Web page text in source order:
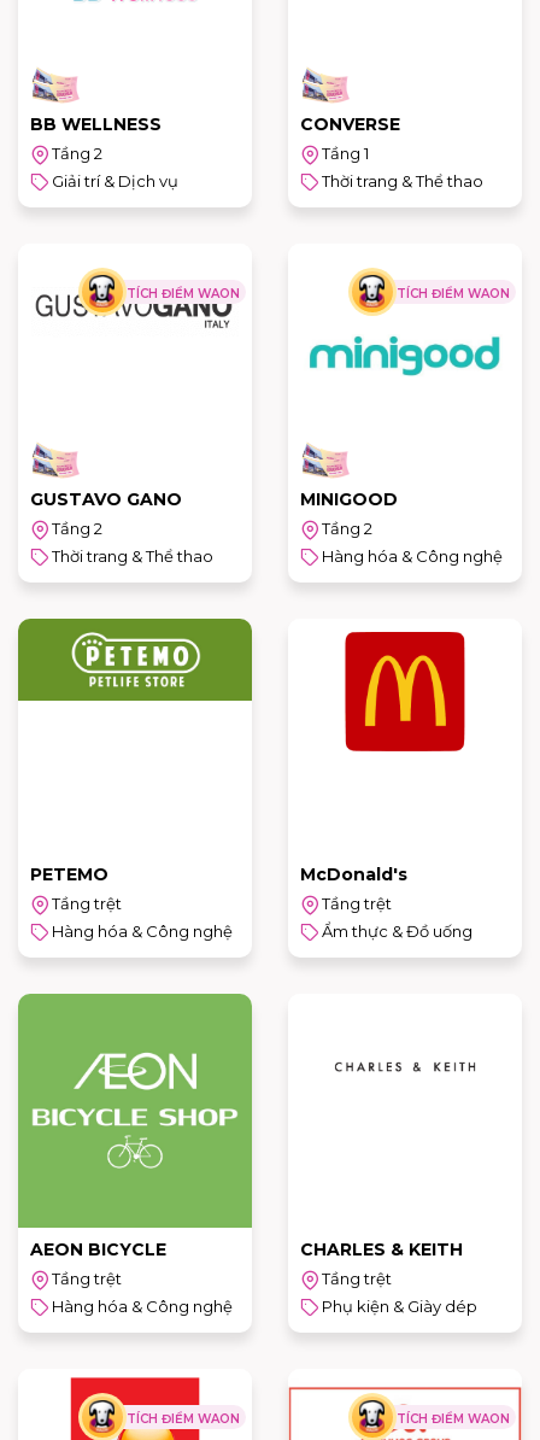
BB WELLNESS
Tầng 2
Giải trí & Dịch vụ
CONVERSE
Tầng 1
Thời trang & Thể thao
TÍCH ĐIỂM WAON
GUSTAVO GANO
Tầng 2
Thời trang & Thể thao
TÍCH ĐIỂM WAON
MINIGOOD
Tầng 2
Hàng hóa & Công nghệ
PETEMO
Tầng trệt
Hàng hóa & Công nghệ
McDonald's
Tầng trệt
Ẩm thực & Đồ uống
AEON BICYCLE
Tầng trệt
Hàng hóa & Công nghệ
CHARLES & KEITH
Tầng trệt
Phụ kiện & Giày dép
TÍCH ĐIỂM WAON TÍCH ĐIỂM WAON